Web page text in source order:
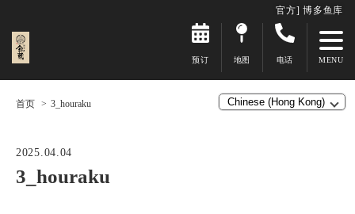
官方] 博多鱼库
预订 地图 电话
首页 3_houraku
2025.04.04
3_houraku